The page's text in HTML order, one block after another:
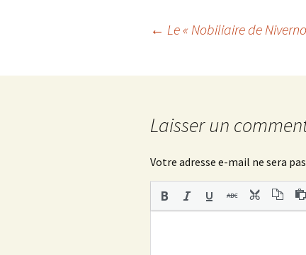
o
k
r
Navigation
des
← Le « Nobiliaire de
Laisser un
Votre adresse e-mail ne sera